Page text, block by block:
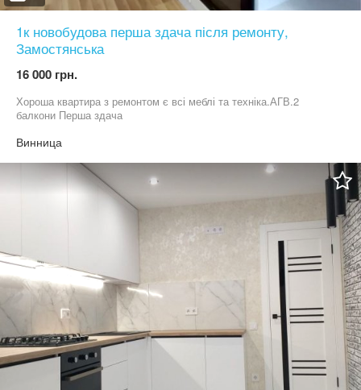
1к новобудова перша здача після ремонту,
Замостянська
16 000 грн.
Хороша квартира з ремонтом є всі меблі та техніка.АГВ.2
балкони Перша здача
Винница